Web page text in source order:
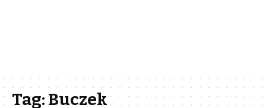
Tag:Buczek